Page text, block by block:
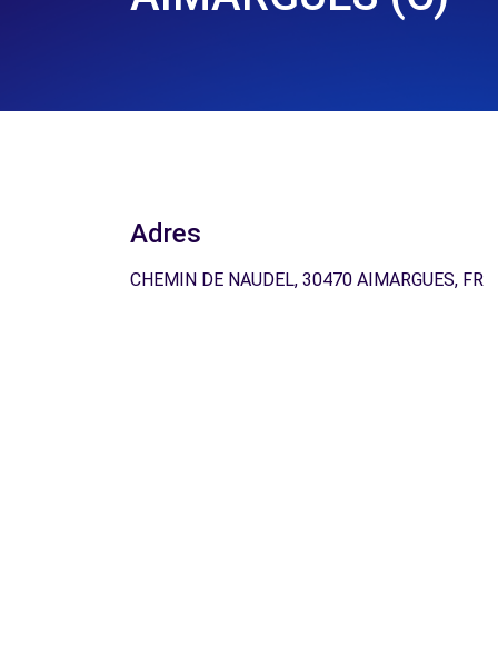
Adres
CHEMIN DE NAUDEL, 30470 AIMARGUES, FR